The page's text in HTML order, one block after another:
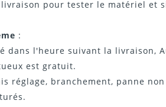
pour tester le matériel et
:
dans l'heure suivant la livraison,
est gratuit.
réglage, branchement, panne